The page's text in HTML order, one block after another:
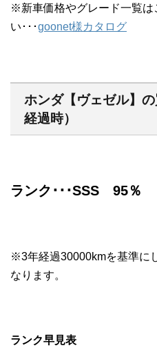
※新車価格やグレード一覧は
い･･･goonet様カタログ
ホンダ【ヴェゼル】
経過時）
ランク･･･SSS 95％
※3年経過30000kmを基準に
なります。
ランク早見表